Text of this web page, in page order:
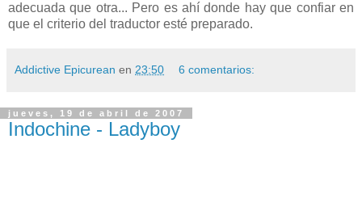
adecuada que otra... Pero es ahí donde hay que confiar en
que el criterio del traductor esté preparado.
Addictive Epicurean en 23:50 6 comentarios:
jueves, 19 de abril de 2007
Indochine - Ladyboy